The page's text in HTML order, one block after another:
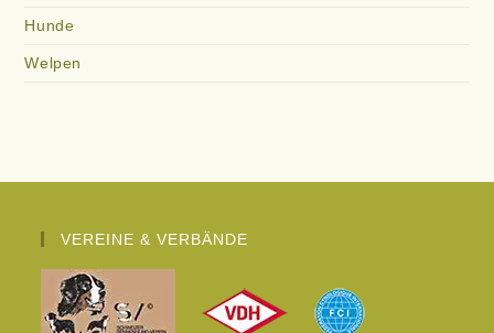
Hunde
Welpen
VEREINE & VERBÄNDE